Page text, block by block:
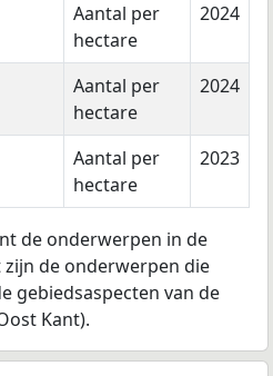
Aantal per
hectare
2024
Aantal per
hectare
2024
Aantal per
hectare
2023
de onderwerpen in de
de onderwerpen die
gebiedsaspecten van de
Kant).